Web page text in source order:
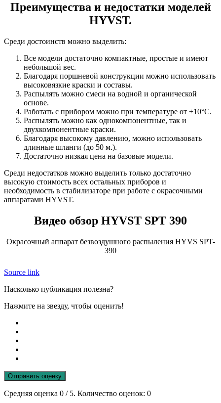
Преимущества и недостатки моделей
HYVST.
Среди достоинств можно выделить:
Все модели достаточно компактные, простые и имеют
небольшой вес.
Благодаря поршневой конструкции можно использовать
высоковязкие краски и составы.
Распылять можно смеси на водной и органической
основе.
Работать с прибором можно при температуре от +10°С.
Распылять можно как однокомпонентные, так и
двухкомпонентные краски.
Благодаря высокому давлению, можно использовать
длинные шланги (до 50 м.).
Достаточно низкая цена на базовые модели.
Среди недостатков можно выделить только достаточно
высокую стоимость всех остальных приборов и
необходимость в стабилизаторе при работе с окрасочными
аппаратами HYVST.
Видео обзор HYVST SPT 390
Окрасочный аппарат безвоздушного распыления HYVS SPT-
390
Source link
Насколько публикация полезна?
Нажмите на звезду, чтобы оценить!
Отправить оценку
Средняя оценка 0 / 5. Количество оценок: 0